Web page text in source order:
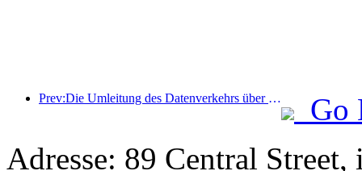
Prev:Die Umleitung des Datenverkehrs über alle Medien trägt zur Erneuerung alter Geschäfte bei und schafft ein neues Modell des „Null-Hochlaufs“
Go
Adresse: 89 Central